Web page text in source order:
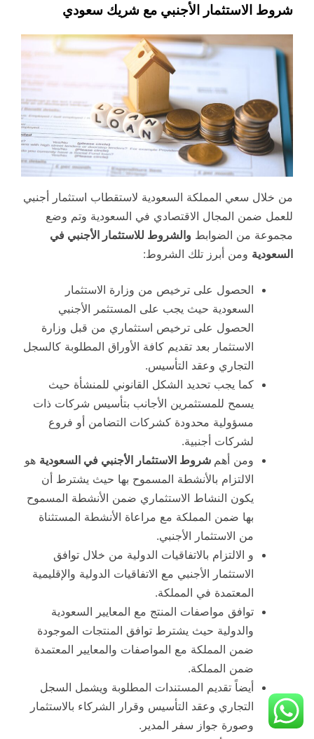
شروط الاستثمار الأجنبي مع شريك سعودي
من خلال سعي المملكة السعودية لاستقطاب استثمار أجنبي
للعمل ضمن المجال الاقتصادي في السعودية وتم وضع
مجموعة من الضوابط والشروط للاستثمار الأجنبي في
السعودية ومن أبرز تلك الشروط:
الحصول على ترخيص من وزارة الاستثمار
السعودية حيث يجب على المستثمر الأجنبي
الحصول على ترخيص استثماري من قبل وزارة
الاستثمار بعد تقديم كافة الأوراق المطلوبة كالسجل
التجاري وعقد التأسيس.
كما يجب تحديد الشكل القانوني للمنشأة حيث
يسمح للمستثمرين الأجانب بتأسيس شركات ذات
مسؤولية محدودة كشركات التضامن أو فروع
لشركات أجنبية.
ومن أهم شروط الاستثمار الأجنبي في السعودية هو
الالتزام بالأنشطة المسموح بها حيث يشترط أن
يكون النشاط الاستثماري ضمن الأنشطة المسموح
بها ضمن المملكة مع مراعاة الأنشطة المستثناة
من الاستثمار الأجنبي.
و الالتزام بالاتفاقيات الدولية من خلال توافق
الاستثمار الأجنبي مع الاتفاقيات الدولية والإقليمية
المعتمدة في المملكة.
توافق مواصفات المنتج مع المعايير السعودية
والدولية حيث يشترط توافق المنتجات الموجودة
ضمن المملكة مع المواصفات والمعايير المعتمدة
ضمن المملكة.
أيضاً تقديم المستندات المطلوبة ويشمل السجل
التجاري وعقد التأسيس وقرار الشركاء بالاستثمار
وصورة جواز سفر المدير.